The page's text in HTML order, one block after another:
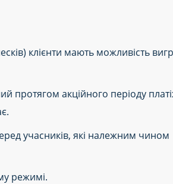
клієнти мають можливість
протягом акційного періоду
учасників, які належним чином
режимі.